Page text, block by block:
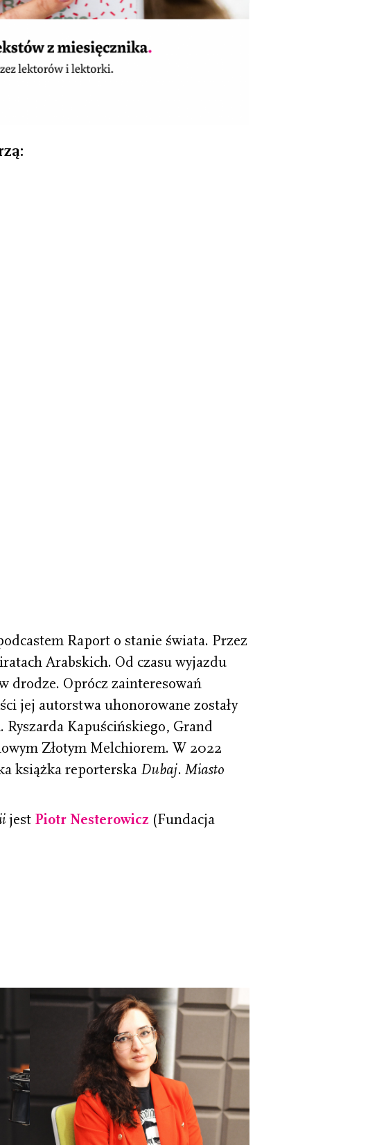
Raport o stanie świata. Przez
Arabskich. Od czasu wyjazdu
drodze. Oprócz zainteresowań
jej autorstwa uhonorowane zostały
Kapuścińskiego, Grand
Złotym Melchiorem. W 2022
książka reporterska Dubaj. Miasto
jest Piotr Nesterowicz (Fundacja